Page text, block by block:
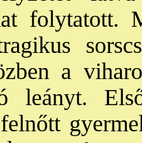
folytatott.
a
leányt.